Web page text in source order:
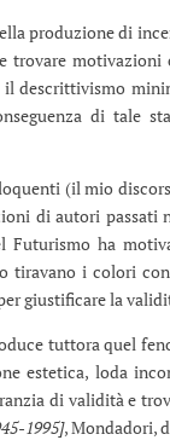
produzione di
motivazioni
descrittivismo
di tale
(il mio
di autori passati
ha
tiravano i colori
giustificare la
tuttora quel
estetica, loda
di validità e
1995], Mondadori,